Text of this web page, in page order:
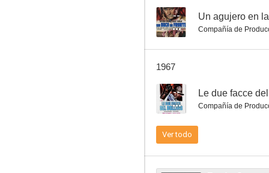
-- Un agujero en
Compañía de
1967
-- Le due facce
Compañía de
Ver todo